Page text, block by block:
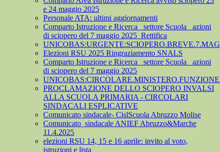
e 24 maggio 2025
Personale ATA: ultimi aggiornamenti
Comparto Istruzione e Ricerca_ settore Scuola_ azioni
di sciopero del 7 maggio 2025_Rettifica
Elezioni RSU 2025 Ringraziamento SNALS
Comparto Istruzione e Ricerca_ settore Scuola_ azioni
di sciopero del 7 maggio 2025
PROCLAMAZIONE DELLO SCIOPERO INVALSI
ALLA SCUOLA PRIMARIA - CIRCOLARI
SINDACALI ESPLICATIVE
Comunicato sindacale- CislScuola Abruzzo Molise
Comunicato_sindacale ANIEF Abruzzo&Marche
11.4.2025
elezioni RSU 14, 15 e 16 aprile: invito al voto,
istruzioni e lista